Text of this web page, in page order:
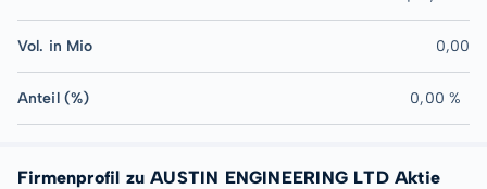
Vol. in Mio 0,00
Anteil (%) 0,00 %
Firmenprofil zu AUSTIN ENGINEERING LTD Aktie